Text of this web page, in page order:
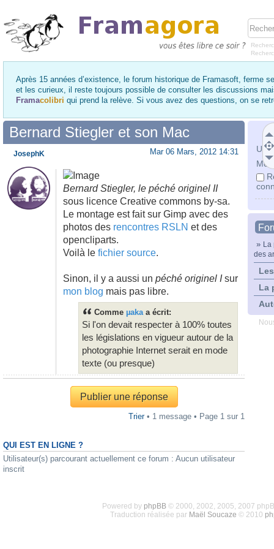
Après 15 années d’existence, le forum historique de Framasoft, ferme
et les curieux, il reste toujours possible de consulter les discussions
Framacolibri qui prend la relève. Si vous avez des questions, on se
Mot
» La
des
La
Bernard Stiegler et son Mac
Mar 06 Mars, 2012 14:31
Bernard Stiegler, le péché originel II
sous licence Creative commons by-sa.
Le montage est fait sur Gimp avec des
photos des rencontres RSLN et des
opencliparts.
Voilà le fichier source.
Sinon, il y a aussi un péché originel Isur
mon blog mais pas libre.
Comme µakaa écrit:
Si l'on devait respecter à 100% toutes
les législations en vigueur autour de la
photographie Internet serait en mode
texte (ou presque)
JosephK
Publier une réponse
Trier• 1 message • Page 1 sur 1
QUI EST EN LIGNE ?
Utilisateur(s) parcourant actuellement ce forum : Aucun utilisateur
inscrit
Powered by phpBB© 2000, 2002, 2005, 2007
Traduction réalisée par Maël Soucaze © 2010